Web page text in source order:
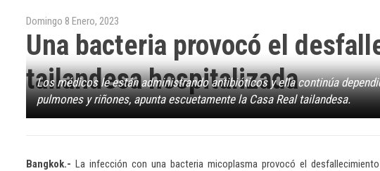
Domingo 8 Enero, 2023
Una bacteria provocó el
tailandesa hospitalizada
Los médicos le están administrando antibióticos y ella continúa
pulmones y riñones, apunta escuetamente la Casa Real tailandesa.
Bangkok.- La infección con una bacteria micoplasma provocó el